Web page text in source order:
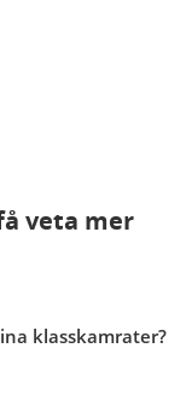
veta mer
klasskamrater?